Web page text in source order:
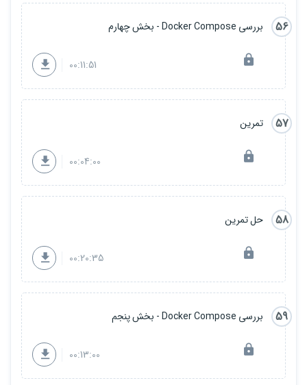
56 بررسی Docker Compose - بخش چهارم
00:11:51
57 تمرین
00:04:00
58 حل تمرین
00:20:35
59 بررسی Docker Compose - بخش پنجم
00:13:00